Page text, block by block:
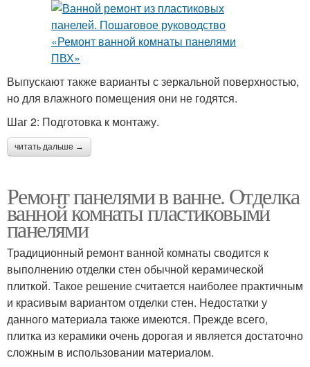
Выпускают также варианты с зеркальной поверхностью,
но для влажного помещения они не годятся.
Шаг 2: Подготовка к монтажу.
читать дальше →
Ремонт панелями в ванне. Отделка
ванной комнаты пластиковыми
панелями
Традиционный ремонт ванной комнаты сводится к
выполнению отделки стен обычной керамической
плиткой. Такое решение считается наиболее практичным
и красивым вариантом отделки стен. Недостатки у
данного материала также имеются. Прежде всего,
плитка из керамики очень дорогая и является достаточно
сложным в использовании материалом.